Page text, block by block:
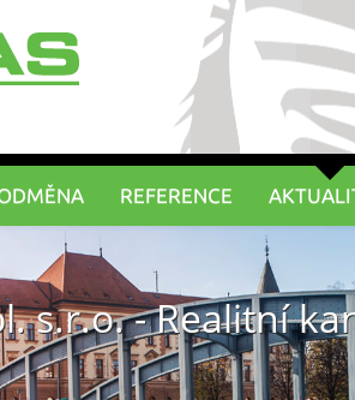
REFERENCE
s.r.o. - Realitní